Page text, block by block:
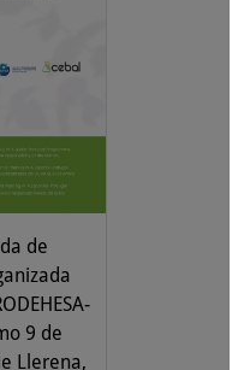
de
9 de
Llerena,